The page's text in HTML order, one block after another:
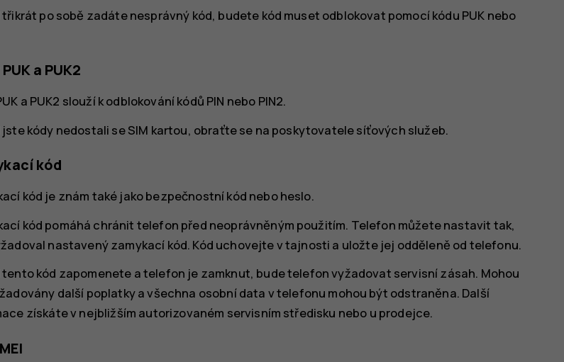
třikrát po sobě zadáte nesprávný kód, budete kód muset odblokovat pomocí kódu PUK nebo
a PUK2
a PUK2 slouží k odblokování kódů PIN nebo PIN2.
jste kódy nedostali se SIM kartou, obraťte se na poskytovatele síťových služeb.
kód
kód je znám také jako bezpečnostní kód nebo heslo.
kód pomáhá chránit telefon před neoprávněným použitím. Telefon můžete nastavit tak,
nastavený zamykací kód. Kód uchovejte v tajnosti a uložte jej odděleně od telefonu.
tento kód zapomenete a telefon je zamknut, bude telefon vyžadovat servisní zásah. Mohou
další poplatky a všechna osobní data v telefonu mohou být odstraněna. Další
získáte v nejbližším autorizovaném servisním středisku nebo u prodejce.